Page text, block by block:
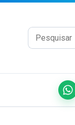
Pesquisar por: